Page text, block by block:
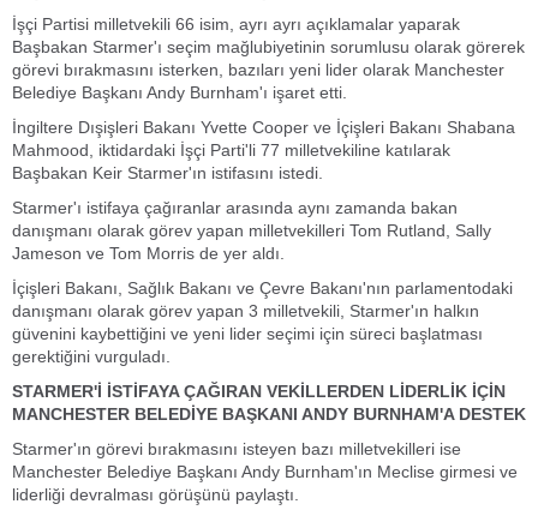
İşçi Partisi milletvekili 66 isim, ayrı ayrı açıklamalar yaparak
Başbakan Starmer'ı seçim mağlubiyetinin sorumlusu olarak görerek
görevi bırakmasını isterken, bazıları yeni lider olarak Manchester
Belediye Başkanı Andy Burnham'ı işaret etti.
İngiltere Dışişleri Bakanı Yvette Cooper ve İçişleri Bakanı Shabana
Mahmood, iktidardaki İşçi Parti'li 77 milletvekiline katılarak
Başbakan Keir Starmer'ın istifasını istedi.
Starmer'ı istifaya çağıranlar arasında aynı zamanda bakan
danışmanı olarak görev yapan milletvekilleri Tom Rutland, Sally
Jameson ve Tom Morris de yer aldı.
İçişleri Bakanı, Sağlık Bakanı ve Çevre Bakanı'nın parlamentodaki
danışmanı olarak görev yapan 3 milletvekili, Starmer'ın halkın
güvenini kaybettiğini ve yeni lider seçimi için süreci başlatması
gerektiğini vurguladı.
STARMER'İ İSTİFAYA ÇAĞIRAN VEKİLLERDEN LİDERLİK İÇİN
MANCHESTER BELEDİYE BAŞKANI ANDY BURNHAM'A DESTEK
Starmer'ın görevi bırakmasını isteyen bazı milletvekilleri ise
Manchester Belediye Başkanı Andy Burnham'ın Meclise girmesi ve
liderliği devralması görüşünü paylaştı.